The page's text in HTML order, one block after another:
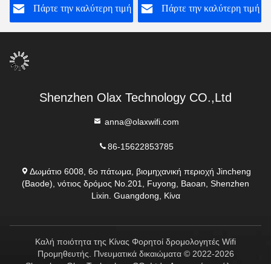
φορητός κινητός
Πάρτε την καλύτερη τιμή
Πάρτε την καλύτερη τιμή
Shenzhen Olax Technology CO.,Ltd
anna@olaxwifi.com
86-15622853785
Δωμάτιο 6008, 6ο πάτωμα, βιομηχανική περιοχή Jincheng
(Baode), νότιος δρόμος No.201, Fuyong, Baoan, Shenzhen
Lixin. Guangdong, Κίνα
Καλή ποιότητα της Κίνας Φορητοί δρομολογητές Wifi
Προμηθευτής. Πνευματικά δικαιώματα © 2022-2026